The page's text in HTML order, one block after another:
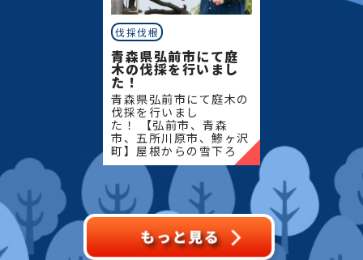
伐採伐根
青森県弘前市にて庭
木の伐採を行いまし
た！
青森県弘前市にて庭木の
伐採を行いまし
た！ 【弘前市、青森
市、五所川原市、鯵ヶ沢
町】屋根からの雪下ろ
し・除雪・排雪などの作
業もお任せください！地
域密着で伐採・抜根・剪
定・草刈りなどのお庭の
こと、造園・